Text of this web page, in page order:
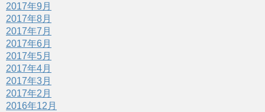
2017年9月
2017年8月
2017年7月
2017年6月
2017年5月
2017年4月
2017年3月
2017年2月
2016年12月